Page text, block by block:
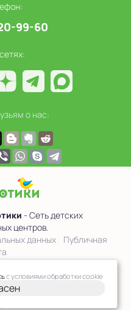
99-60
о нас:
- Сеть детских
центров.
данных
Публичная
организации
с условиями обработки cookie